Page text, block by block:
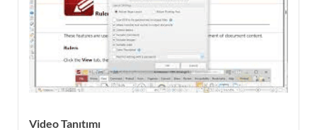
Video Tanıtımı